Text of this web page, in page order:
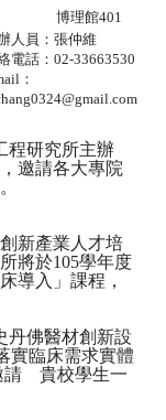
博理館401
人員：張仲維
電話：02-33663530
：
程研究所主辦
，邀請各大專院
新產業人才培
將於105學年度
導入」課程，
丹佛醫材創新設
實臨床需求實體
請 貴校學生一